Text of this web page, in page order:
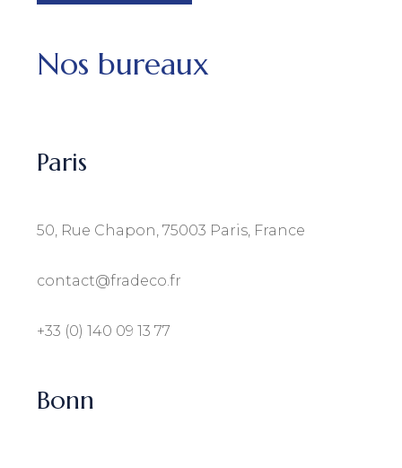
Nos bureaux
Paris
50, Rue Chapon, 75003 Paris, France
contact@fradeco.fr
+33 (0) 140 09 13 77
Bonn